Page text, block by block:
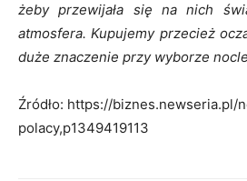
żeby przewijała się na nich
atmosfera. Kupujemy przecież
duże znaczenie przy wyborze
Źródło: https://biznes.newseria.pl/
polacy,p1349419113